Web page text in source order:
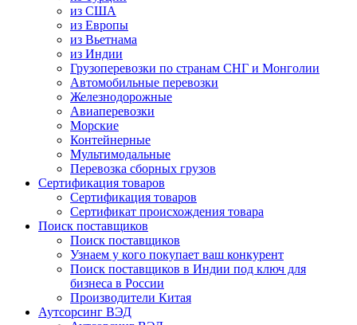
из США
из Европы
из Вьетнама
из Индии
Грузоперевозки по странам СНГ и Монголии
Автомобильные перевозки
Железнодорожные
Авиаперевозки
Морские
Контейнерные
Мультимодальные
Перевозка сборных грузов
Сертификация товаров
Сертификация товаров
Сертификат происхождения товара
Поиск поставщиков
Поиск поставщиков
Узнаем у кого покупает ваш конкурент
Поиск поставщиков в Индии под ключ для
бизнеса в России
Производители Китая
Аутсорсинг ВЭД